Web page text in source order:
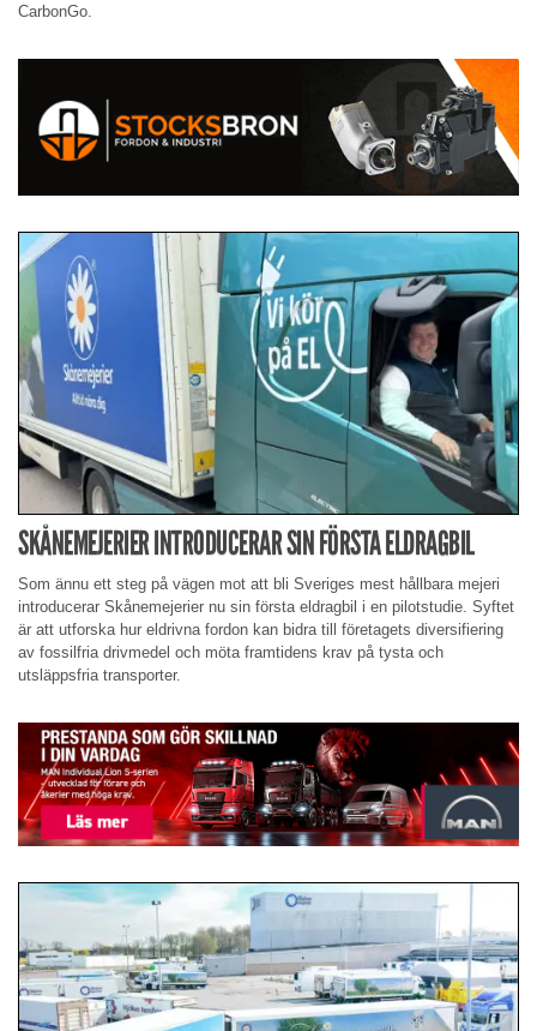
CarbonGo.
SKÅNEMEJERIER INTRODUCERAR SIN FÖRSTA ELDRAGBIL
Som ännu ett steg på vägen mot att bli Sveriges mest hållbara mejeri
introducerar Skånemejerier nu sin första eldragbil i en pilotstudie. Syftet
är att utforska hur eldrivna fordon kan bidra till företagets diversifiering
av fossilfria drivmedel och möta framtidens krav på tysta och
utsläppsfria transporter.